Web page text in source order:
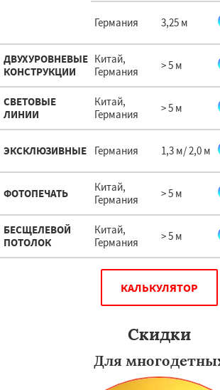
Германия 3,25 м
ДВУХУРОВНЕВЫЕ
КОНСТРУКЦИИ
Китай,
Германия
> 5 м
СВЕТОВЫЕ
ЛИНИИ
Китай,
Германия
> 5 м
ЭКСКЛЮЗИВНЫЕ Германия 1,3 м/ 2,0 м
ФОТОПЕЧАТЬ
Китай,
Германия
> 5 м
БЕСЩЕЛЕВОЙ
ПОТОЛОК
Китай,
Германия
> 5 м
КАЛЬКУЛЯТОР
Скидки
Для